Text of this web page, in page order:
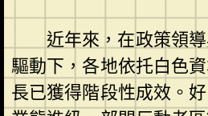
近年來，在政策領
驅動下，各地依托白色
長已獲得階段性成效。